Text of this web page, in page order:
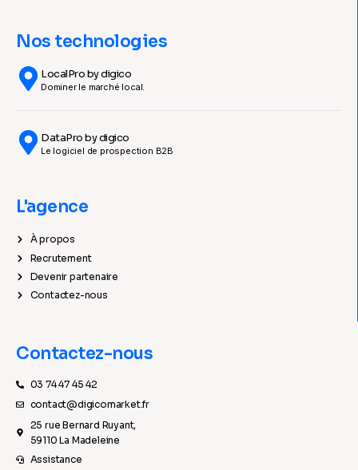
Nos technologies
LocalPro by digico
Dominer le marché local.
DataPro by digico
Le logiciel de prospection B2B
L'agence
À propos
Recrutement
Devenir partenaire
Contactez-nous
Contactez-nous
03 74 47 45 42
contact@digicomarket.fr
25 rue Bernard Ruyant,
59110 La Madeleine
Assistance